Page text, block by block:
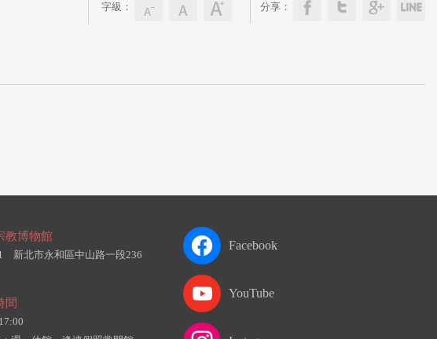
字級： 分享：
教博物館
新北市永和區中山路一段236
間
Facebook
YouTube